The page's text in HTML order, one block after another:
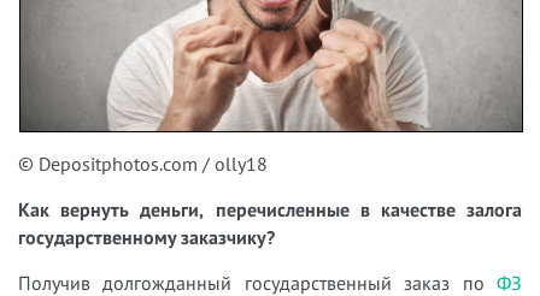
© Depositphotos.com / olly18
Как вернуть деньги, перечисленные в качестве залога
государственному заказчику?
Получив долгожданный государственный заказ по ФЗ